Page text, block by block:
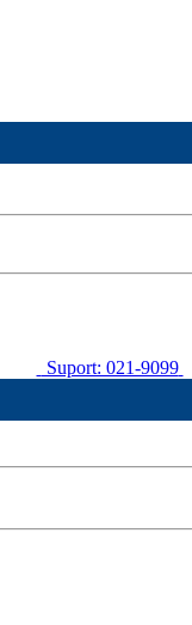
Suport: 021-9099